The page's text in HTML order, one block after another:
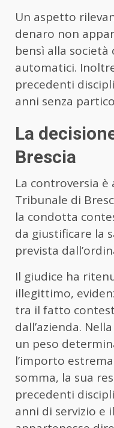
Un aspetto
denaro non
bensì alla
automatici.
precedenti
anni senza
La
Brescia
La controversia
Tribunale di
la condotta
da giustificare la
prevista
Il giudice ha
illegittimo,
tra il fatto
dall’azienda.
un peso
l’importo
somma, la sua
precedenti
anni di servizio e